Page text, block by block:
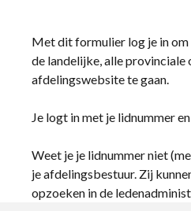
Met dit formulier log je in om
de landelijke, alle provinciale
afdelingswebsite te gaan.
Je logt in met je lidnummer
Weet je je lidnummer niet
je afdelingsbestuur. Zij
opzoeken in de